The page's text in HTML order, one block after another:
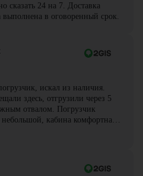
сказать 24 на 7. Доставка
выполнена в оговоренный срок.
искал из наличия.
здесь, отгрузили через 5
отвалом. Погрузчик
небольшой, кабина комфортная,